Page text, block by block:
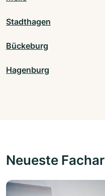
Stadthagen
Bückeburg
Hagenburg
Neueste